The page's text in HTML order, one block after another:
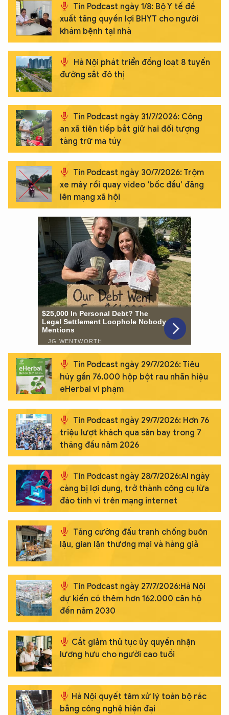
Tin Podcast ngày 1/8: Bộ Y tế đề
xuất tăng quyền lợi BHYT cho người
khám bệnh tại nhà
Hà Nội phát triển đồng loạt 8 tuyến
đường sắt đô thị
Tin Podcast ngày 31/7/2026: Công
an xã tiên tiếp bắt giữ hai đối tượng
tàng trữ ma túy
Tin Podcast ngày 30/7/2026: Trộm
xe máy rồi quay video ‘bốc đầu’ đăng
lên mạng xã hội
Tin Podcast ngày 29/7/2026: Tiêu
hủy gần 76.000 hộp bột rau nhãn hiệu
eHerbal vi phạm
Tin Podcast ngày 29/7/2026: Hơn 76
triệu lượt khách qua sân bay trong 7
tháng đầu năm 2026
Tin Podcast ngày 28/7/2026:AI ngày
càng bị lợi dụng, trở thành công cụ lừa
đảo tinh vi trên mạng internet
Tăng cường đấu tranh chống buôn
lậu, gian lận thương mại và hàng giả
Tin Podcast ngày 27/7/2026:Hà Nội
dự kiến có thêm hơn 162.000 căn hộ
đến năm 2030
Cắt giảm thủ tục ủy quyền nhận
lương hưu cho người cao tuổi
Hà Nội quyết tâm xử lý toàn bộ rác
bằng công nghệ hiện đại
XIN CHÀO,
TÔI LÀ CHATBOT CỦA
Hãy hỏi tôi bất kỳ điều gì bạn cần biết về
An Ninh Thủ Đô nhé. Tôi sẵn sàng hỗ trợ!